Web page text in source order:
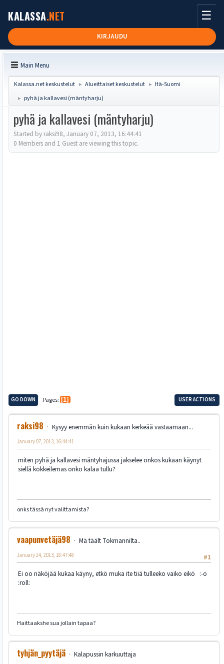
KALASSA.NET
KIRJAUDU
☰
Main Menu
Kalassa.net keskustelut ► Alueittaiset keskustelut ► Itä-Suomi
► pyhä ja kallavesi (mäntyharju)
pyhä ja kallavesi (mäntyharju)
Started by raksi98, January 07, 2013, 16:44:41
0 Members and 1 Guest are viewing this topic.
GO DOWN Pages 1 USER ACTIONS
raksi98 Kysyy enemmän kuin kukaan kerkeää vastaamaan...
January 07, 2013, 16:44:41
miten pyhä ja kallavesi mäntyhajussa jakselee onkos kukaan käynyt
siellä kokkeilemas onko kalaa tullu?
onks tässä nyt valittamista?
vaapunvetäjä98
Mä täält Tokmannilta..
#1
January 24, 2013, 18:47:48
Ei oo näköjää kukaa käyny, etkö muka ite tiiä tulleeko vaiko eikö :-o
:roll:
Haittaakshe sua jollain tapaa?
tyhjän_pyytäjä
Kalapussin karkuuttaja